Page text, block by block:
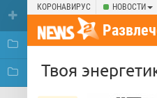
КОРОНАВИРУС НОВОСТИ
Твоя